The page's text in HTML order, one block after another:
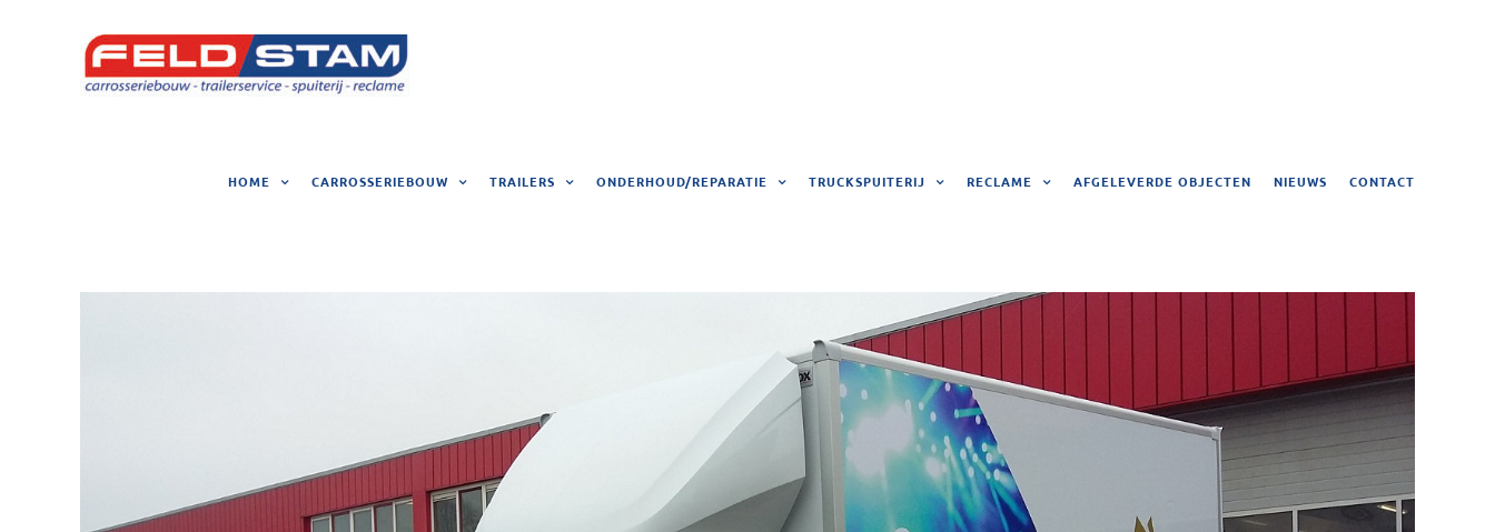
HOME CARROSSERIEBOUW TRAILERS ONDERHOUD/REPARATIE TRUCKSPUITERIJ RECLAME AFGELEVERDE OBJECTEN NIEUWS CONTACT